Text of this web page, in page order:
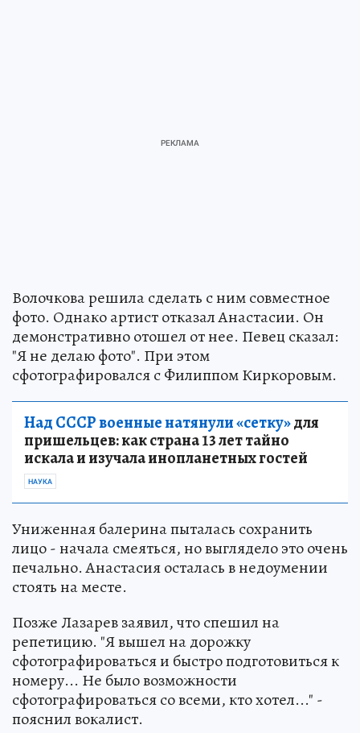
Волочкова решила сделать с ним совместное
фото. Однако артист отказал Анастасии. Он
демонстративно отошел от нее. Певец сказал:
"Я не делаю фото". При этом
сфотографировался с Филиппом Киркоровым.
Над СССР военные натянули «сетку»для
пришельцев: как страна 13 лет тайно
искала и изучала инопланетных гостей
НАУКА
Униженная балерина пыталась сохранить
лицо - начала смеяться, но выглядело это очень
печально. Анастасия осталась в недоумении
стоять на месте.
Позже Лазарев заявил, что спешил на
репетицию. "Я вышел на дорожку
сфотографироваться и быстро подготовиться к
номеру... Не было возможности
сфотографироваться со всеми, кто хотел..." -
пояснил вокалист.